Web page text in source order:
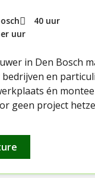
40 uur
uur
in Den Bosch
en
én
geen project